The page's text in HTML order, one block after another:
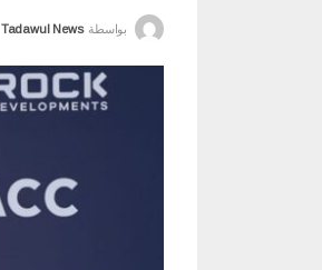
بواسطة Tadawul News